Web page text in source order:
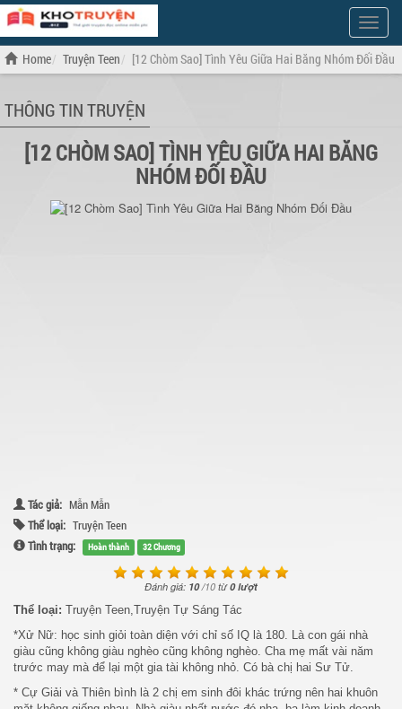
Show
Menu
Home Truyện Teen [12 Chòm Sao] Tình Yêu Giữa Hai Băng Nhóm Đối Đầu
THÔNG TIN TRUYỆN
[12 CHÒM SAO] TÌNH YÊU GIỮA HAI BĂNG
NHÓM ĐỐI ĐẦU
Tác giả: Mẫn Mẫn
Thể loại: Truyện Teen
Tình trạng:
Hoàn thành 32 Chương
Đánh giá: 10/10 từ0 lượt
Thể loại: Truyện Teen,Truyện Tự Sáng Tác
*Xử Nữ: học sinh giỏi toàn diện với chỉ số IQ là 180. Là con gái nhà
giàu cũng không giàu nghèo cũng không nghèo. Cha mẹ mất vài năm
trước may mà để lại một gia tài không nhỏ. Có bà chị hai Sư Tử.
* Cự Giải và Thiên bình là 2 chị em sinh đôi khác trứng nên hai khuôn